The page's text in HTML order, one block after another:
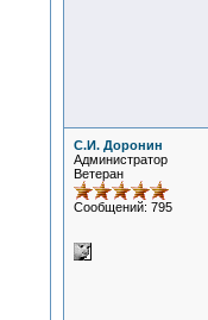
С.И. Доронин
Администратор
Ветеран
Сообщений: 795